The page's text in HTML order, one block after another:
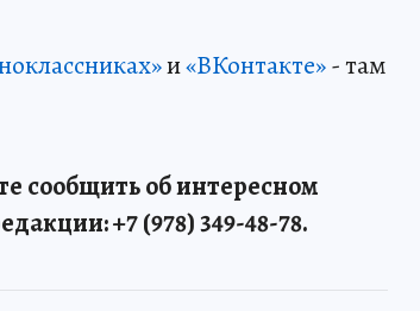
и«ВКонтакте»- там
сообщить об интересном
+7 (978) 349-48-78.